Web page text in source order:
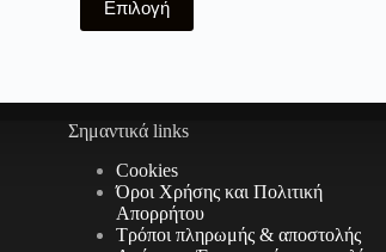
Επιλογή
προϊόν
παραλλαγές.
επιλογές
μπορούν
επιλεγούν
στη
Σημαντικά links
Cookies
Όροι Χρήσης και Πολιτική
Απορρήτου
Τρόποι πληρωμής & αποστολής